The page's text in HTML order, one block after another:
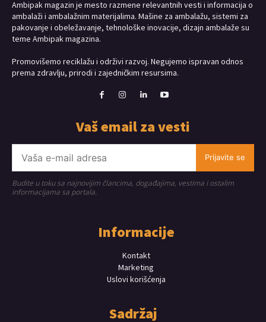
Ambipak magazin je mesto razmene relevantnih vesti i informacija o
ambalaži i ambalažnim materijalima. Mašine za ambalažu, sistemi za
pakovanje i obeležavanje, tehnološke inovacije, dizajn ambalaže su
teme Ambipak magazina.
Promovišemo reciklažu i održivi razvoj. Negujemo ispravan odnos
prema zdravlju, prirodi i zajedničkim resursima.
Vaš email za vesti
Prijavite se
Budite u toku sa najnovijim člancima, događajima, vestima i ostalim
informacijama sa portala.
Informacije
Kontakt
Marketing
Uslovi korišćenja
Sadržaj